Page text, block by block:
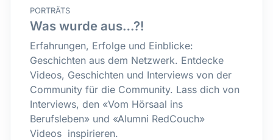
PORTRÄTS
Was wurde aus…?!
Erfahrungen, Erfolge und Einblicke:
Geschichten aus dem Netzwerk. Entdecke
Videos, Geschichten und Interviews von der
Community für die Community. Lass dich von
Interviews, den «Vom Hörsaal ins
Berufsleben» und «Alumni RedCouch»
Videos inspirieren.